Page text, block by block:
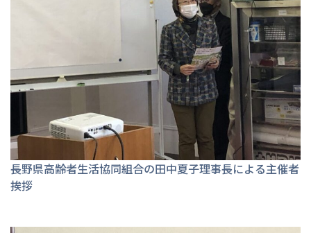
長野県高齢者生活協同組合の田中夏子理事長による主催者
挨拶